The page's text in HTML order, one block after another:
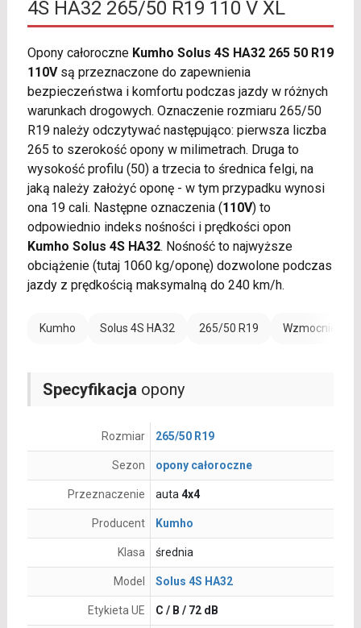
4S HA32 265/50 R19 110 V XL
Opony całoroczne Kumho Solus 4S HA32 265 50 R19
110Vsą przeznaczone do zapewnienia
bezpieczeństwa i komfortu podczas jazdy w różnych
warunkach drogowych. Oznaczenie rozmiaru 265/50
R19 należy odczytywać następująco: pierwsza liczba
265 to szerokość opony w milimetrach. Druga to
wysokość profilu (50) a trzecia to średnica felgi, na
jaką należy założyć oponę - w tym przypadku wynosi
ona 19 cali. Następne oznaczenia (110V) to
odpowiednio indeks nośności i prędkości opon
Kumho Solus 4S HA32. Nośność to najwyższe
obciążenie (tutaj 1060 kg/oponę) dozwolone podczas
jazdy z prędkością maksymalną do 240 km/h.
Kumho Solus 4S HA32 265/50 R19 Wzmocnienie
Specyfikacja opony
Rozmiar 265/50 R19
Sezon opony całoroczne
Przeznaczenie auta 4x4
Producent Kumho
Klasa średnia
Model Solus 4S HA32
Etykieta UE C / B / 72 dB